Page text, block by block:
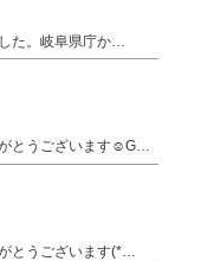
た。岐阜県庁か…
とうございます☺G…
とうございます(*…